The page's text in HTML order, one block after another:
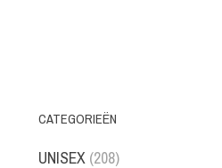
CATEGORIEËN
UNISEX (208)